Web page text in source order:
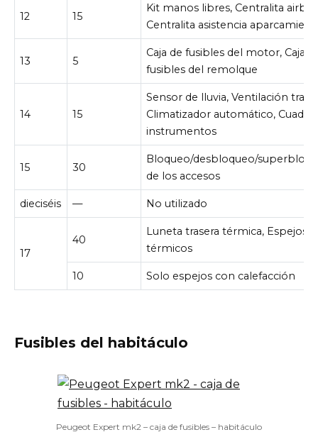
12 15
Kit manos libres, Centralita
Centralita asistencia
13 5
Caja de fusibles del motor, Caja
fusibles del remolque
14 15
Sensor de lluvia, Ventilación
Climatizador automático, Cuadro
instrumentos
15 30
Bloqueo/desbloqueo/
de los accesos
dieciséis — No utilizado
17
40
Luneta trasera térmica, Espejos
térmicos
10 Solo espejos con calefacción
Fusibles del habitáculo
Peugeot Expert mk2 – caja de fusibles – habitáculo